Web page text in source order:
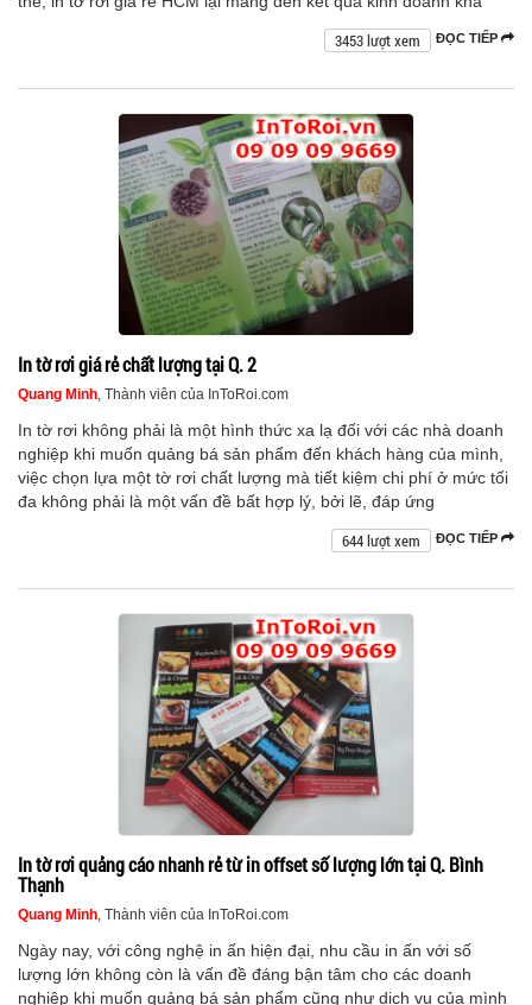
ĐỌC TIẾP
3453 lượt xem
In tờ rơi giá rẻ chất lượng tại Q. 2
Quang Minh , Thành viên của InToRoi.com
In tờ rơi không phải là một hình thức xa lạ đối với các nhà doanh
nghiệp khi muốn quảng bá sản phẩm đến khách hàng của mình,
việc chọn lựa một tờ rơi chất lượng mà tiết kiệm chi phí ở mức tối
đa không phải là một vấn đề bất hợp lý, bởi lẽ, đáp ứng
ĐỌC TIẾP
644 lượt xem
In tờ rơi quảng cáo nhanh rẻ từ in offset số lượng lớn tại Q. Bình
Thạnh
Quang Minh , Thành viên của InToRoi.com
Ngày nay, với công nghệ in ấn hiện đại, nhu cầu in ấn với số
lượng lớn không còn là vấn đề đáng bận tâm cho các doanh
nghiệp khi muốn quảng bá sản phẩm cũng như dịch vụ của mình